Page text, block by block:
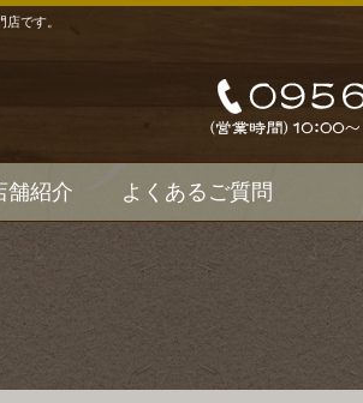
です。
舗紹介 よくあるご質問